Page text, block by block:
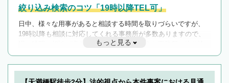
絞り込み検索のコツ「19時以降TEL可」
日中、様々な用事があると相談する時間を取りづらいですが、
19時以降も相談に対応してくれる事務所が多数ありますので、
遅い時間の相談が増えそうな場合はそのような事務所に絞り込
んで検索してみましょう。
19時以降TEL可の条件
を加えて再検索
もっと見る